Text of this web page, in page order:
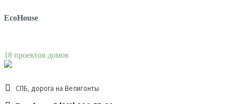
EcoHouse
18 проектов домов
СПБ, дорога на Велигонты